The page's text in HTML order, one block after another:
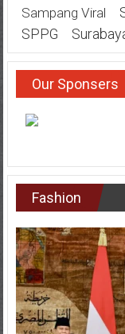
Sampang Viral
SPPG
Our Sponsers
Fashion